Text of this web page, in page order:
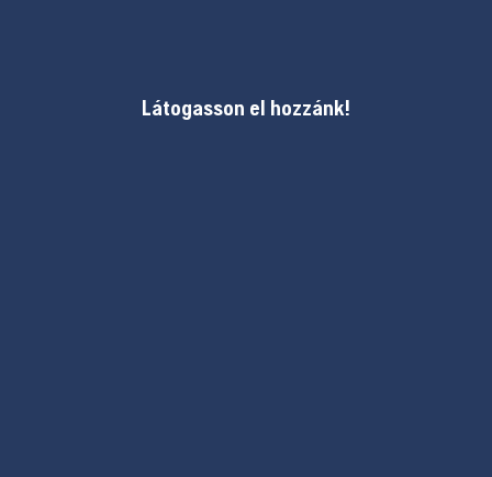
Látogasson el hozzánk!